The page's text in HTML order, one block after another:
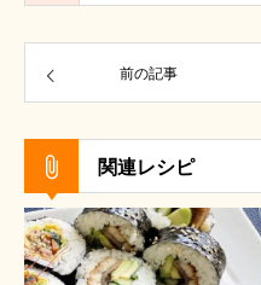
前の記事
関連レシピ